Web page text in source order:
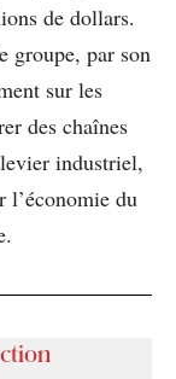
de dollars.
groupe, par son
sur les
des chaînes
industriel,
l’économie du